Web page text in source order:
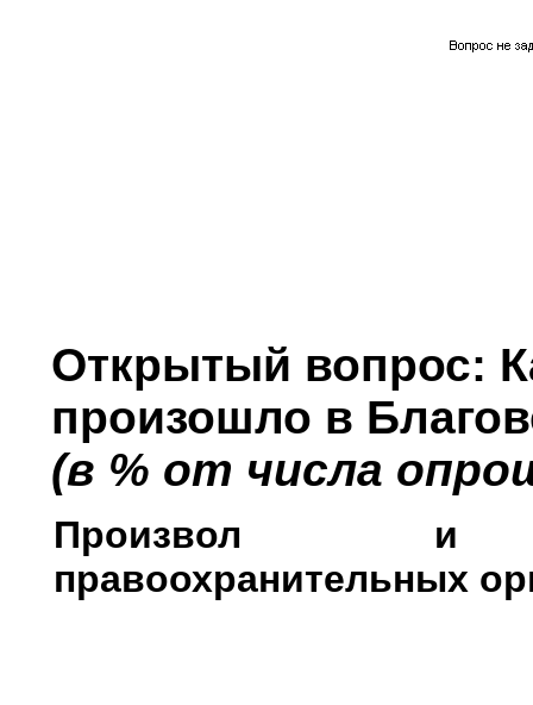
Открытый вопрос:
произошло в
(в % от числа
Произвол и
правоохранительных